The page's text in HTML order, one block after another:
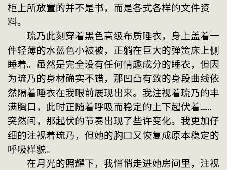
柜上所放置的并不是书，而是各式各样的文件资
料。
琉乃此刻穿着黑色高级布质睡衣，身上盖着一
件轻薄的水蓝色小被被，正躺在巨大的弹簧床上侧
睡着。虽然是完全没有任何情趣成分的睡衣，但因
为琉乃的身材确实不错，那凹凸有致的身段曲线依
然隔着睡衣在我眼前展现出来。我注视着琉乃的丰
满胸口，此时正随着呼吸而稳定的上下起伏着……
突然间，那起伏的节奏出现了些许变化。我更加仔
细的注视着琉乃，但她的胸口又恢复成原本稳定的
呼吸样貌。
在月光的照耀下，我悄悄走进她房间里，注视